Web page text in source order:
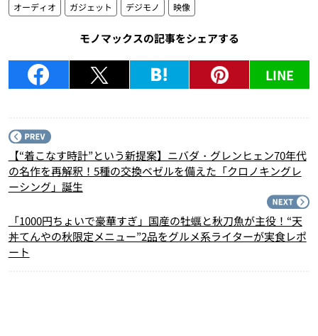
オーディオ ガジェット デジモノ 映像
モノマックスの記事をシェアする
LINE
【“着こなす時計”という新提案】ニバダ・グレンヒェン70年代
の名作を再解釈！5種の交換ベゼルを備えた「クロノキングレ
ーシング」誕生
「1000円ちょいで豪華すぎ」国産の牡蠣と秋刀魚が主役！“天
丼てんやの秋限定メニュー”2品をグルメ系ライターが実食レポ
ート